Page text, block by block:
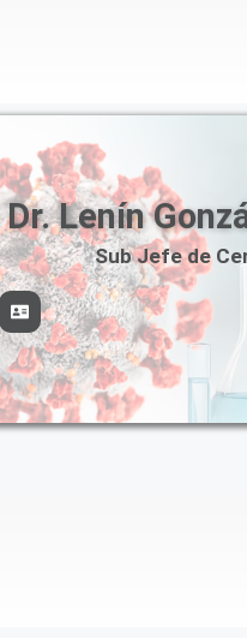
Dr. Lenín
Sub Jefe de